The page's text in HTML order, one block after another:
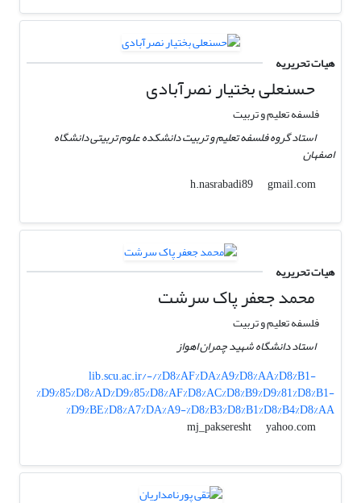
هیات تحریریه
حسنعلی بختیار نصرآبادی
فلسفه تعلیم و تربیت
استاد گروه فلسفه تعلیم و تربیت دانشکده علوم تربیتی دانشگاه
اصفهان
h.nasrabadi89
gmail.com
هیات تحریریه
محمد جعفر پاک سرشت
فلسفه تعلیم و تربیت
استاد دانشگاه شهید چمران اهواز
lib.scu.ac.ir/-/%D8%AF%DA%A9%D8%AA%D8%B1-
%D9%85%D8%AD%D9%85%D8%AF%D8%AC%D8%B9%D9%81%D8%B1-
%D9%BE%D8%A7%DA%A9-%D8%B3%D8%B1%D8%B4%D8%AA
mj_pakseresht
yahoo.com